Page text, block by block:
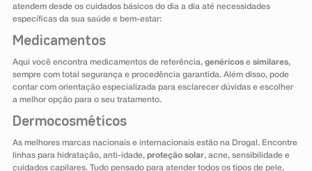
atendem desde os cuidados básicos do dia a dia até necessidades
específicas da sua saúde e bem-estar:
Medicamentos
Aqui você encontra medicamentos de referência, genéricose similares,
sempre com total segurança e procedência garantida. Além disso, pode
contar com orientação especializada para esclarecer dúvidas e escolher
a melhor opção para o seu tratamento.
Dermocosméticos
As melhores marcas nacionais e internacionais estão na Drogal. Encontre
linhas para hidratação, anti-idade, proteção solar, acne, sensibilidade e
cuidados capilares. Tudo pensado para atender todos os tipos de pele,